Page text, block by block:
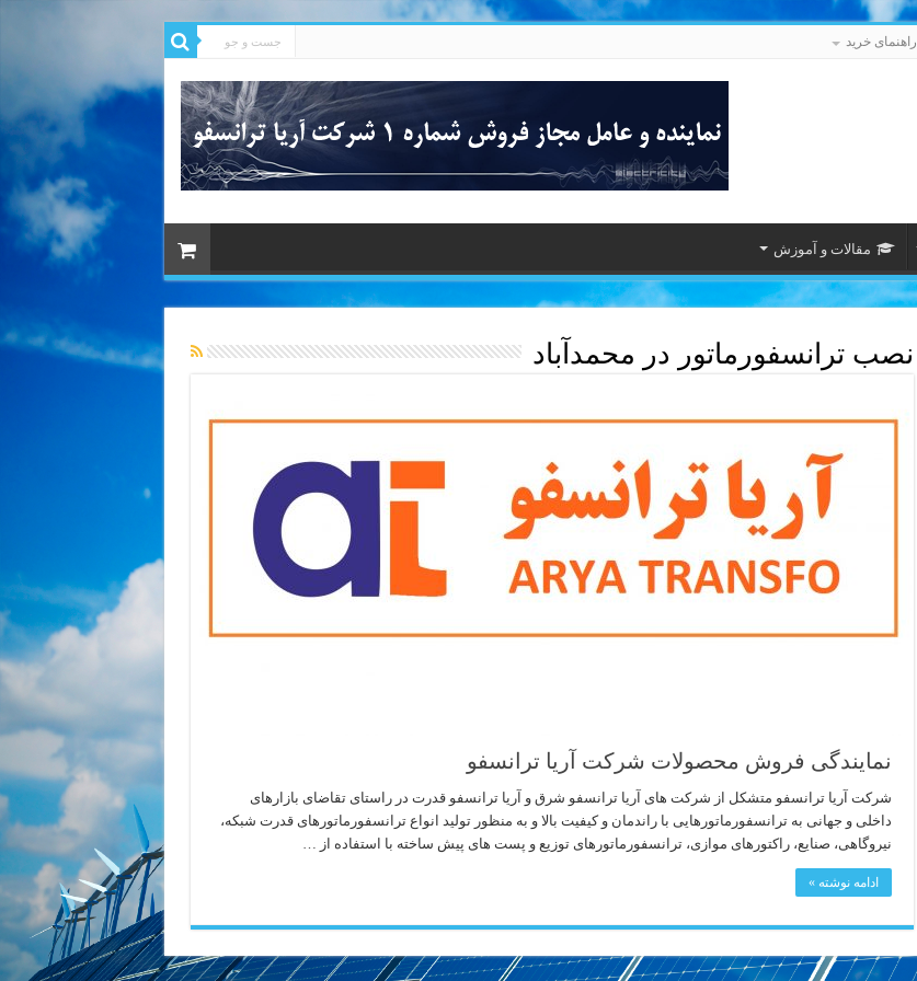
راهنمای خرید
مقالات و آموزش
نصب ترانسفورماتور در محمدآباد
نمایندگی فروش محصولات شرکت آریا ترانسفو
شرکت آریا ترانسفو متشکل از شرکت های آریا ترانسفو شرق و آریا ترانسفو قدرت در راستای تقاضای بازارهای
داخلی و جهانی به ترانسفورماتورهایی با راندمان و کیفیت بالا و به منظور تولید انواع ترانسفورماتورهای قدرت شبکه،
نیروگاهی، صنایع، راکتورهای موازی، ترانسفورماتورهای توزیع و پست های پیش ساخته با استفاده از …
ادامه نوشته »